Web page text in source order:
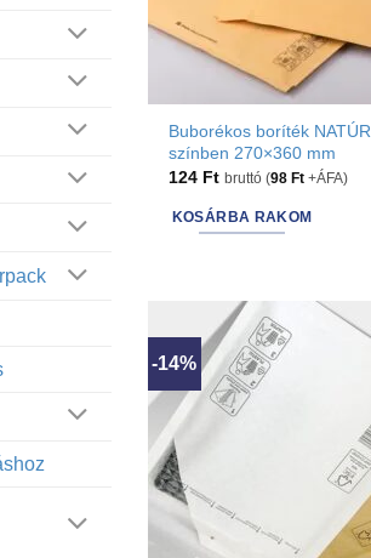
Buborékos boríték NATÚR
színben 270×360 mm
124 Ft bruttó (98 Ft +ÁFA)
KOSÁRBA RAKOM
-14%